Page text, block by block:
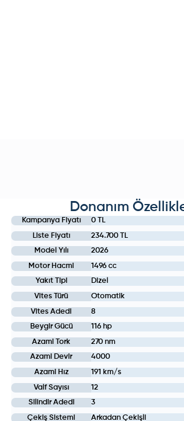
Donanım
Kampanya Fiyatı
0 TL
Liste Fiyatı
234.700 TL
Model Yılı
2026
Motor Hacmi
1496 cc
Yakıt Tipi
Dizel
Vites Türü
Otomatik
Vites Adedi
8
Beygir Gücü
116 hp
Azami Tork
270 nm
Azami Devir
4000
Azami Hız
191 km/s
Valf Sayısı
12
Silindir Adedi
3
Çekiş Sistemi
Arkadan Çekişli